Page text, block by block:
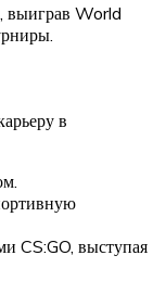
выиграв World
в
CS:GO, выступая